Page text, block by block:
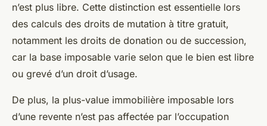
n’est plus libre. Cette distinction est essentielle lors
des calculs des droits de mutation à titre gratuit,
notamment les droits de donation ou de succession,
car la base imposable varie selon que le bien est libre
ou grevé d’un droit d’usage.
De plus, la plus-value immobilière imposable lors
d’une revente n’est pas affectée par l’occupation